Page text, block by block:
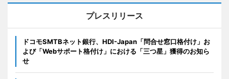
プレスリリース
ドコモSMTBネット銀行、HDI-Japan「問合せ窓口格付け」お
よび「Webサポート格付け」における「三つ星」獲得のお知ら
せ